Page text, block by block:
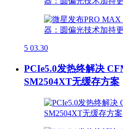
5 03.30
PCIe5.0发热终解决
SM2504XT无缓存方案